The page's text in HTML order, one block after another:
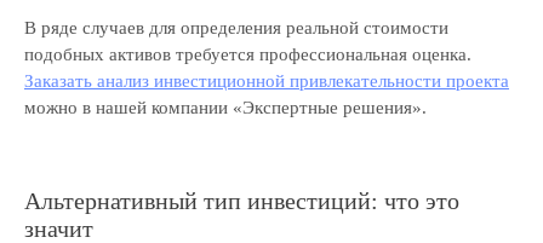
В ряде случаев для определения реальной стоимости
подобных активов требуется профессиональная оценка.
Заказать анализ инвестиционной привлекательности проекта
можно в нашей компании «Экспертные решения».
Альтернативный тип инвестиций: что это
значит